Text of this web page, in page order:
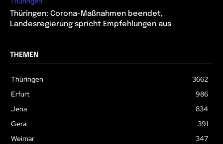
Thüringen: Corona-Maßnahmen beendet,
Landesregierung spricht Empfehlungen aus
THEMEN
Thüringen
3662
Erfurt
986
Jena
834
Gera
391
Weimar
347